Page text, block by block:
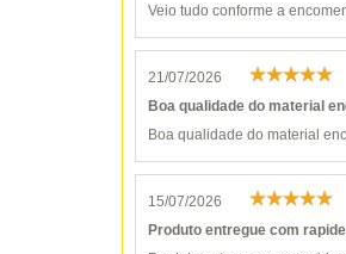
Veio tudo conforme a
21/07/2026
Boa qualidade do material
Boa qualidade do material
15/07/2026
Produto entregue com